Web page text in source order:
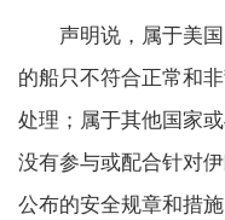
声明说，属于美国
的船只不符合正常和
处理；属于其他国家
没有参与或配合针对
公布的安全规章和措